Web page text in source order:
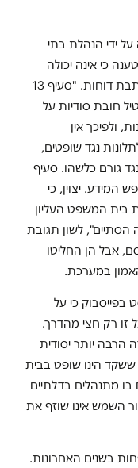
ידי הנהלת בתי
כי אינה יכולה
לחשוף שמות של שופטים עליהם היא כותבת דוחות. "סעיף 13
חובת סודיות על
ולפיכך אין
נגד שופטים,
גורם כלשהו. סעיף
המידע. יצוין, כי
המשפט העליון
הסתיים", לשון תגובת
אבל הן החליטו
במערכת.
11, כתב בפוסט בפייסבוק כי על
זו רק חצי מהדרך.
הרבה יותר יסודית
הינו שופט בבית
בו מתנהלים בדלתיים
השמש אינו שוזף את
בשנים האחרונות.